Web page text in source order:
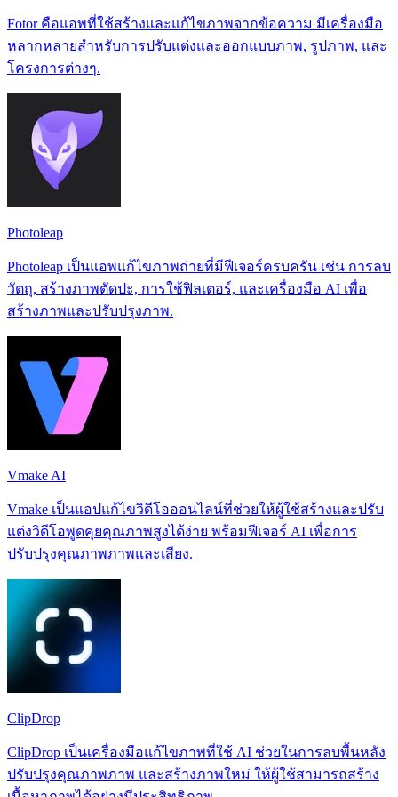
Fotor คือแอพที่ใช้สร้างและแก้ไขภาพจากข้อความ มีเครื่องมือ
หลากหลายสำหรับการปรับแต่งและออกแบบภาพ, รูปภาพ, และ
โครงการต่างๆ.
Photoleap
Photoleap เป็นแอพแก้ไขภาพถ่ายที่มีฟีเจอร์ครบครัน เช่น การลบ
วัตถุ, สร้างภาพตัดปะ, การใช้ฟิลเตอร์, และเครื่องมือ AI เพื่อ
สร้างภาพและปรับปรุงภาพ.
Vmake AI
Vmake เป็นแอปแก้ไขวิดีโอออนไลน์ที่ช่วยให้ผู้ใช้สร้างและปรับ
แต่งวิดีโอพูดคุยคุณภาพสูงได้ง่าย พร้อมฟีเจอร์ AI เพื่อการ
ปรับปรุงคุณภาพภาพและเสียง.
ClipDrop
ClipDrop เป็นเครื่องมือแก้ไขภาพที่ใช้ AI ช่วยในการลบพื้นหลัง
ปรับปรุงคุณภาพภาพ และสร้างภาพใหม่ ให้ผู้ใช้สามารถสร้าง